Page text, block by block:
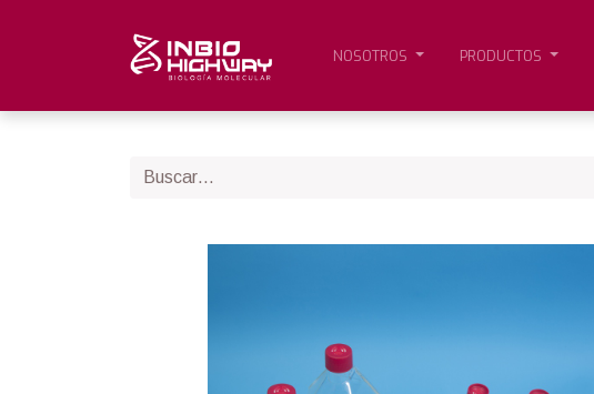
NOSOTROS PRODUCTOS